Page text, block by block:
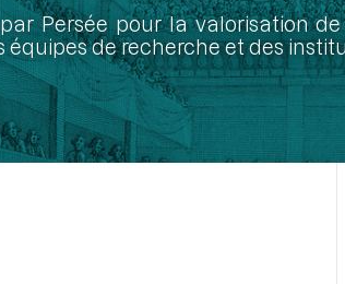
Persée pour la valorisation
de recherche et des